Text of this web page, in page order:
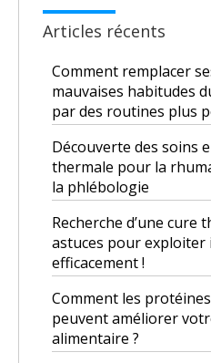
Articles récents
Comment remplacer
mauvaises habitudes
par des routines plus
Découverte des soins
thermale pour la
la phlébologie
Recherche d’une cure
astuces pour
efficacement !
Comment les
peuvent améliorer
alimentaire ?